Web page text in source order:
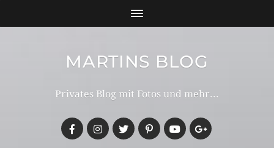
MARTINS BLOG
Privates Blog mit Fotos und mehr...